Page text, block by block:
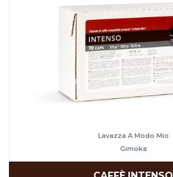
Lavazza A Modo Mio
Gimoka